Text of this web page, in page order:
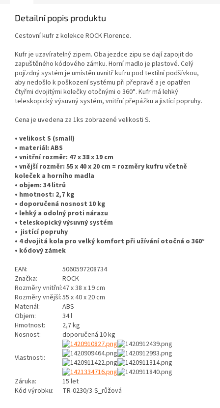
Detailní popis produktu
Cestovní kufr z kolekce ROCK Florence.
Kufr je uzavíratelný zipem. Oba jezdce zipu se dají zapojit do
zapuštěného kódového zámku. Horní madlo je plastové. Celý
pojízdný systém je umístěn uvnitř kufru pod textilní podšívkou,
aby nedošlo k poškození systému při přepravě a je opatřen
čtyřmi dvojitými kolečky otočnými o 360°. Kufr má lehký
teleskopický výsuvný systém, vnitřní přepážku a jistící popruhy.
Cena je uvedena za 1ks zobrazené velikosti S.
• velikost S (small)
• materiál: ABS
• vnitřní rozměr: 47 x 38 x 19 cm
• vnější rozměr: 55 x 40 x 20 cm = rozměry kufru včetně
koleček a horního madla
• objem: 34 litrů
• hmotnost: 2,7 kg
• doporučená nosnost 10 kg
• lehký a odolný proti nárazu
• teleskopický výsuvný systém
• jistící popruhy
• 4 dvojitá kola pro velký komfort při užívání otočná o 360°
• kódový zámek
EAN:
5060597208734
Značka:
ROCK
Rozměry vnitřní:47 x 38 x 19 cm
Rozměry vnější:55 x 40 x 20 cm
Materiál:
ABS
Objem:
34 l
Hmotnost:
2,7 kg
Nosnost:
doporučená 10 kg
Vlastnosti:
Záruka:
15 let
Kód výrobku:
TR-0230/3-S_růžová